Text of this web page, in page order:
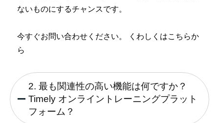
ないものにするチャンスです。
今すぐお問い合わせください。
くわしくはこちらか
ら
2. 最も関連性の高い機能は何ですか？
Timely オンライントレーニングプラット
フォーム？